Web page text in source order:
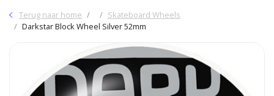
Terug naar home
Skateboard Wheels
Darkstar Block Wheel Silver 52mm